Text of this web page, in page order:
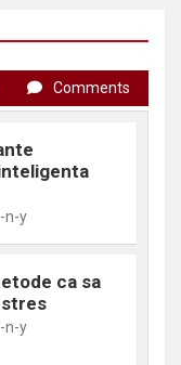
Comments
n-y
ca sa
stres
n-y